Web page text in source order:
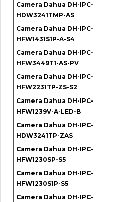
Camera Dahua DH-IPC-
HDW3241TMP-AS
Camera Dahua DH-IPC-
HFW1431S1P-A-S4
Camera Dahua DH-IPC-
HFW3449T1-AS-PV
Camera Dahua DH-IPC-
HFW2231TP-ZS-S2
Camera Dahua DH-IPC-
HFW1239V-A-LED-B
Camera Dahua DH-IPC-
HDW3241TP-ZAS
Camera Dahua DH-IPC-
HFW1230SP-S5
Camera Dahua DH-IPC-
HFW1230S1P-S5
Camera Dahua DH-IPC-